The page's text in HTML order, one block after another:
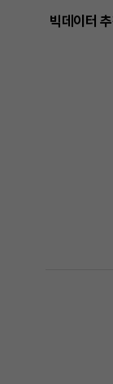
빅데이터